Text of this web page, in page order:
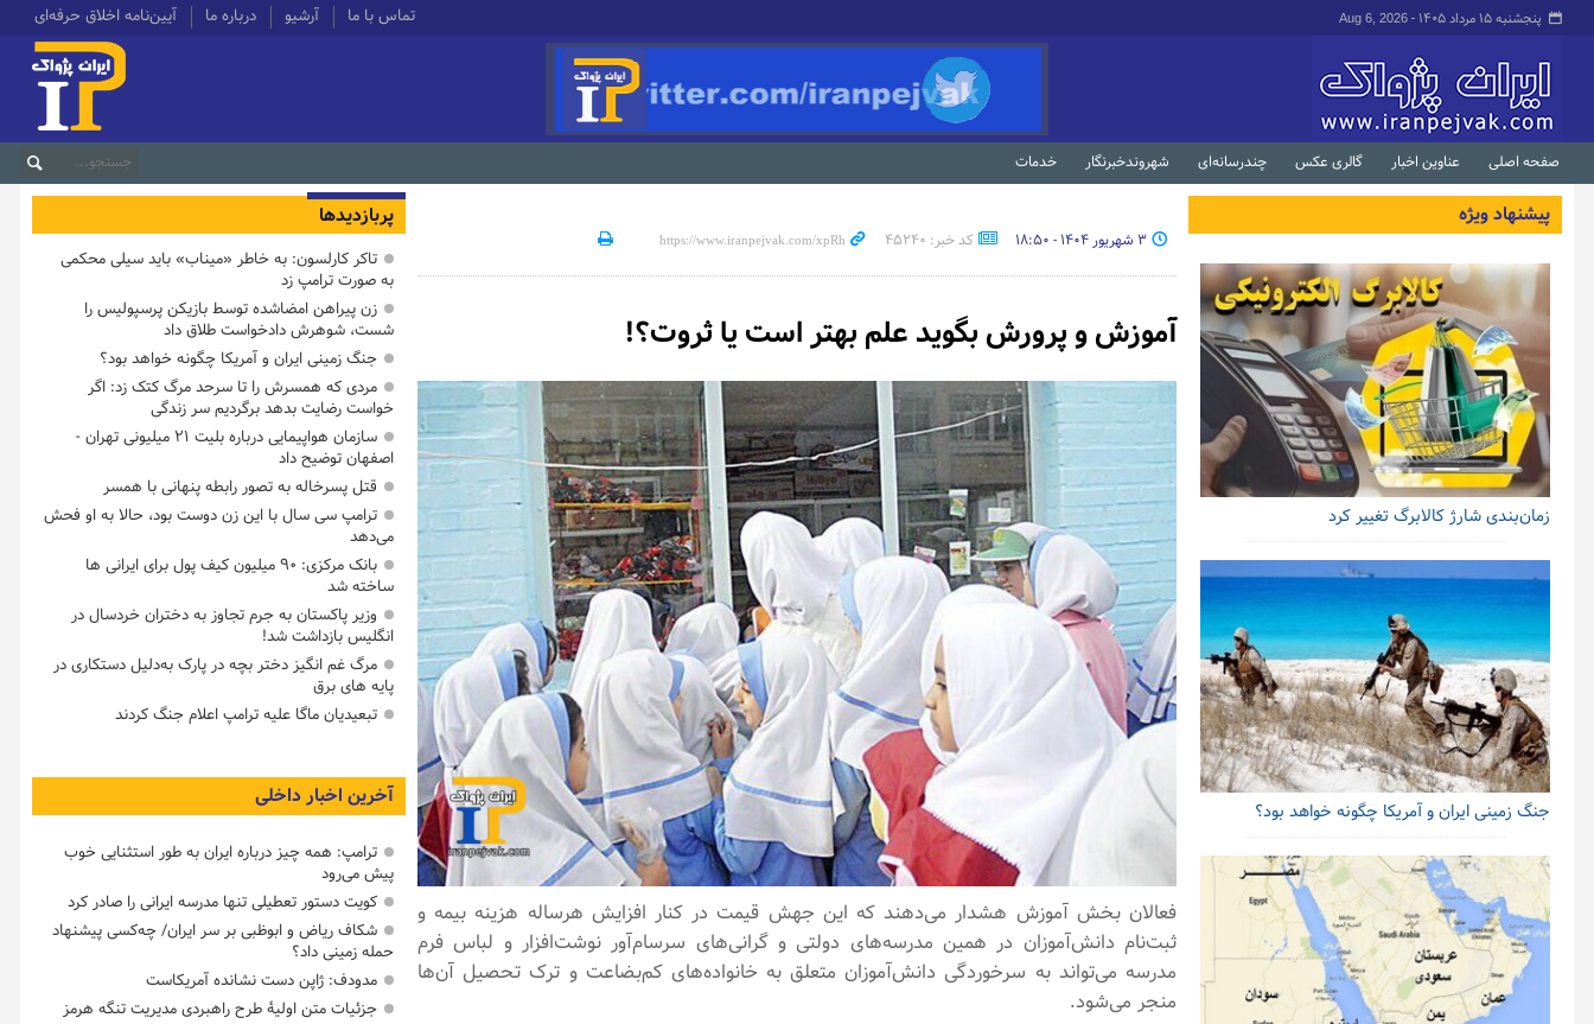
پنجشنبه ۱۵ مرداد ۱۴۰۵ - Aug 6, 2026 تماس با ما آرشیو درباره ما آیین‌نامه اخلاق حرفه‌ای
صفحه اصلی عناوین اخبار گالری عکس چندرسانه‌ای شهروندخبرنگار خدمات
۳ شهریور ۱۴۰۴ - ۱۸:۵۰ کد خبر: 45240
آموزش و پرورش بگوید علم بهتر است یا ثروت؟!
فعالان بخش آموزش هشدار می‌دهند که این جهش قیمت در کنار افزایش هرساله هزینه بیمه و
ثبت‌نام دانش‌آموزان در همین مدرسه‌های دولتی و گرانی‌های سرسام‌آور نوشت‌افزار و لباس فرم
مدرسه می‌تواند به سرخوردگی دانش‌آموزان متعلق به خانواده‌های کم‌بضاعت و ترک تحصیل آن‌ها
منجر می‌شود.
پیشنهاد ویژه
زمان‌بندی شارژ کالابرگ تغییر کرد
جنگ زمینی ایران و آمریکا چگونه خواهد بود؟
پربازدیدها
تاکر کارلسون: به خاطر «میناب» باید سیلی محکمی
به صورت ترامپ زد
زن پیراهن امضاشده توسط بازیکن پرسپولیس را
شست، شوهرش دادخواست طلاق داد
جنگ زمینی ایران و آمریکا چگونه خواهد بود؟
مردی که همسرش را تا سرحد مرگ کتک زد: اگر
خواست رضایت بدهد برگردیم سر زندگی
سازمان هواپیمایی درباره بلیت ۲۱ میلیونی تهران -
اصفهان توضیح داد
قتل پسرخاله به تصور رابطه پنهانی با همسر
ترامپ سی سال با این زن دوست بود، حالا به او فحش
می‌دهد
بانک مرکزی: ۹۰ میلیون کیف پول برای ایرانی ها
ساخته شد
وزیر پاکستان به جرم تجاوز به دختران خردسال در
انگلیس بازداشت شد!
مرگ غم انگیز دختر بچه در پارک به‌دلیل دستکاری در
پایه های برق
تبعیدیان ماگا علیه ترامپ اعلام جنگ کردند
آخرین اخبار داخلی
ترامپ: همه چیز درباره ایران به طور استثنایی خوب
پیش می‌رود
کویت دستور تعطیلی تنها مدرسه ایرانی را صادر کرد
شکاف ریاض و ابوظبی بر سر ایران/ چه‌کسی پیشنهاد
حمله زمینی داد؟
مدودف: ژاپن دست نشانده آمریکاست
جزئیات متن اولیۀ طرح راهبردی مدیریت تنگه هرمز